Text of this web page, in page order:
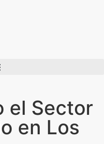
el Sector
en Los